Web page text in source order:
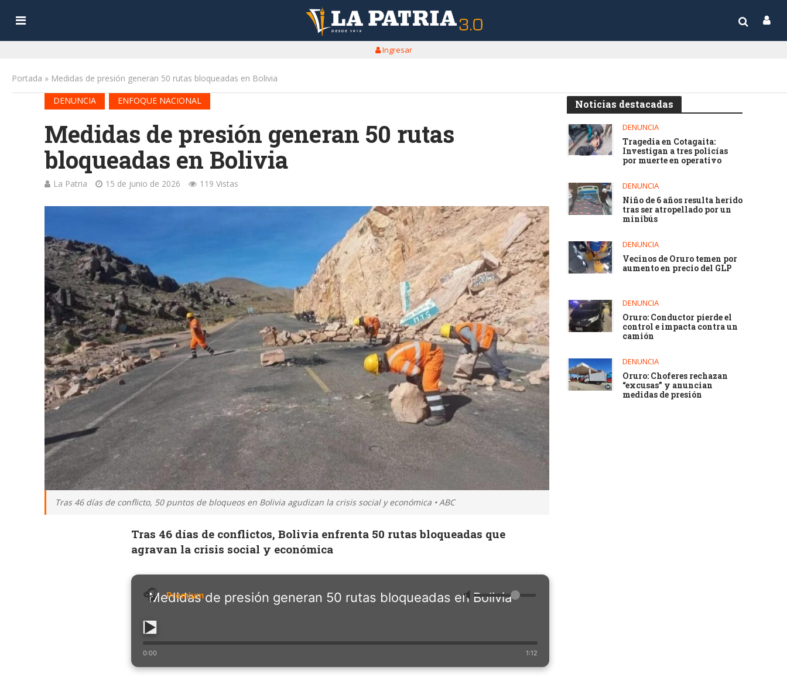
Ingresar
Portada » Medidas de presión generan 50 rutas bloqueadas en Bolivia
DENUNCIA
ENFOQUE NACIONAL
Medidas de presión generan 50 rutas
bloqueadas en Bolivia
La Patria 15 de junio de 2026 119 Vistas
Tras 46 días de conflicto, 50 puntos de bloqueos en Bolivia agudizan la crisis social y económica • ABC
Tras 46 días de conflictos, Bolivia enfrenta 50 rutas bloqueadas que
agravan la crisis social y económica
Medidas de presión generan 50 rutas bloqueadas en Bolivia
🔈
0:00 1:12
Noticias destacadas
DENUNCIA
Tragedia en Cotagaita:
Investigan a tres policías
por muerte en operativo
DENUNCIA
Niño de 6 años resulta herido
tras ser atropellado por un
minibús
DENUNCIA
Vecinos de Oruro temen por
aumento en precio del GLP
DENUNCIA
Oruro: Conductor pierde el
control e impacta contra un
camión
DENUNCIA
Oruro: Choferes rechazan
“excusas” y anuncian
medidas de presión